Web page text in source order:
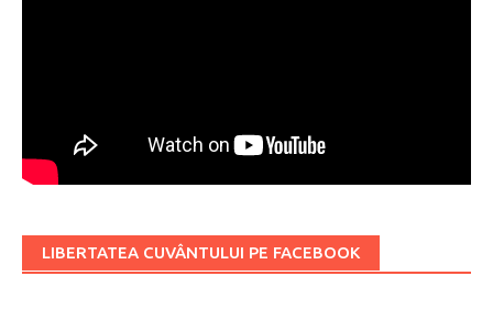
LIBERTATEA CUVÂNTULUI PE FACEBOOK